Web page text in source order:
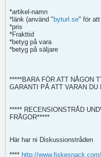
*artikel-namn
*länk (använd " byturl.se" för att
*pris
*Frakttid
*betyg på vara
*betyg på säljare
*****BARA FÖR ATT NÅGON
GARANTI PÅ ATT VARAN DU
***** RECENSIONSTRÅD
FRÅGOR*****
Här har ni Diskussionstråden
**** http://